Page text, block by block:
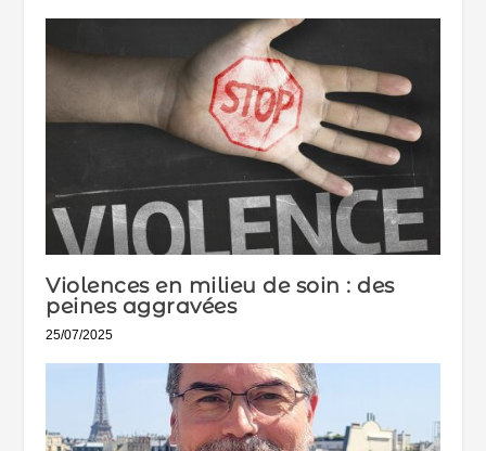
Violences en milieu de soin : des
peines aggravées
25/07/2025